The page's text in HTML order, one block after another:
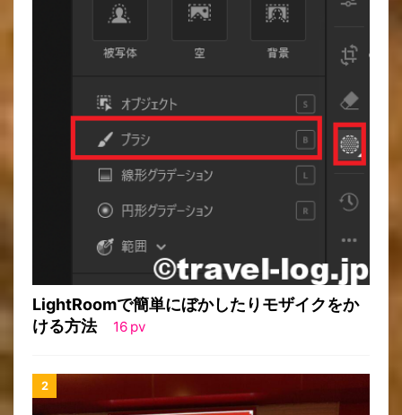
LightRoomで簡単にぼかしたりモザイクをか
ける方法
16 pv